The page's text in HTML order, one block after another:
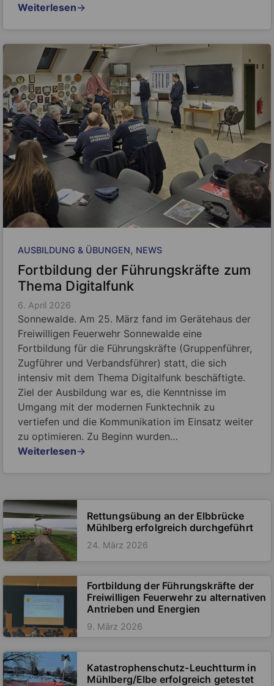
Weiterlesen→
AUSBILDUNG & ÜBUNGEN, NEWS
Fortbildung der Führungskräfte zum
Thema Digitalfunk
6. April 2026
Sonnewalde. Am 25. März fand im Gerätehaus der
Freiwilligen Feuerwehr Sonnewalde eine
Fortbildung für die Führungskräfte (Gruppenführer,
Zugführer und Verbandsführer) statt, die sich
intensiv mit dem Thema Digitalfunk beschäftigte.
Ziel der Ausbildung war es, die Kenntnisse im
Umgang mit der modernen Funktechnik zu
vertiefen und die Kommunikation im Einsatz weiter
zu optimieren. Zu Beginn wurden…
Weiterlesen→
Rettungsübung an der Elbbrücke
Mühlberg erfolgreich durchgeführt
24. März 2026
Fortbildung der Führungskräfte der
Freiwilligen Feuerwehr zu alternativen
Antrieben und Energien
9. März 2026
Katastrophenschutz-Leuchtturm in
Mühlberg/Elbe erfolgreich getestet